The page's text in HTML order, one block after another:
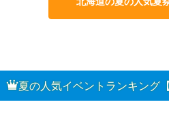
夏の人気イベントランキング